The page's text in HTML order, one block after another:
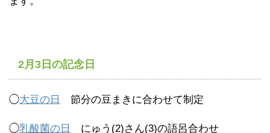
2月3日の記念日
◯大豆の日 節分の豆まきに合わせて制定
◯乳酸菌の日 にゅう(2)さん(3)の語呂合わせ